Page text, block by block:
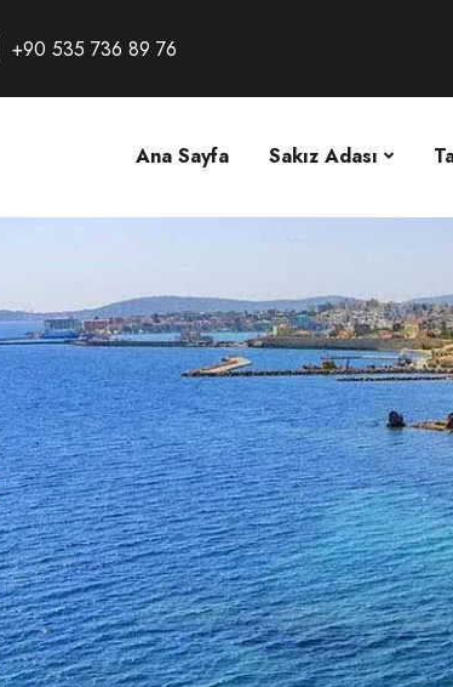
+90 535 736 89 76
Ana Sayfa Sakız Adası